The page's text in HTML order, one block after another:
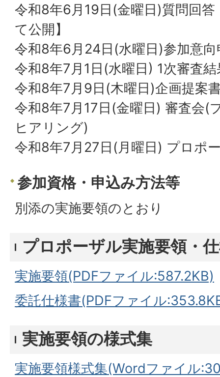
令和8年6月19日(金曜日)質問回
て公開】
令和8年6月24日(水曜日)参加意
令和8年7月1日(水曜日) 1次審査
令和8年7月9日(木曜日)企画提案
令和8年7月17日(金曜日) 審査会(
ヒアリング)
令和8年7月27日(月曜日) プロポ
参加資格・申込み方法等
別添の実施要領のとおり
プロポーザル実施要領・
実施要領(PDFファイル:587.2KB)
委託仕様書(PDFファイル
実施要領の様式集
実施要領様式集(Wordファイル